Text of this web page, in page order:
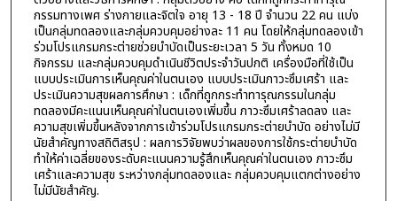
กรรมทางเพศ ร่างกายและจิตใจ อายุ 13 - 18 ปี จำนวน 22 คน แบ่ง
เป็นกลุ่มทดลองและกลุ่มควบคุมอย่างละ 11 คน โดยให้กลุ่มทดลองเข้า
ร่วมโปรแกรมกระต่ายช่วยบำบัดเป็นระยะเวลา 5 วัน ทั้งหมด 10
กิจกรรม และกลุ่มควบคุมดำเนินชีวิตประจำวันปกติ เครื่องมือที่ใช้เป็น
แบบประเมินการเห็นคุณค่าในตนเอง แบบประเมินภาวะซึมเศร้า และ
ประเมินความสุขผลการศึกษา : เด็กที่ถูกกระทำทารุณกรรมในกลุ่ม
ทดลองมีคะแนนเห็นคุณค่าในตนเองเพิ่มขึ้น ภาวะซึมเศร้าลดลง และ
ความสุขเพิ่มขึ้นหลังจากการเข้าร่วมโปรแกรมกระต่ายบำบัด อย่างไม่มี
นัยสำคัญทางสถิติสรุป : ผลการวิจัยพบว่าผลของการใช้กระต่ายบำบัด
ทำให้ค่าเฉลี่ยของระดับคะแนนความรู้สึกเห็นคุณค่าในตนเอง ภาวะซึม
เศร้าและความสุข ระหว่างกลุ่มทดลองและ กลุ่มควบคุมแตกต่างอย่าง
ไม่มีนัยสำคัญ.